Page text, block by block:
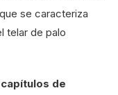
se caracteriza
telar de palo
de